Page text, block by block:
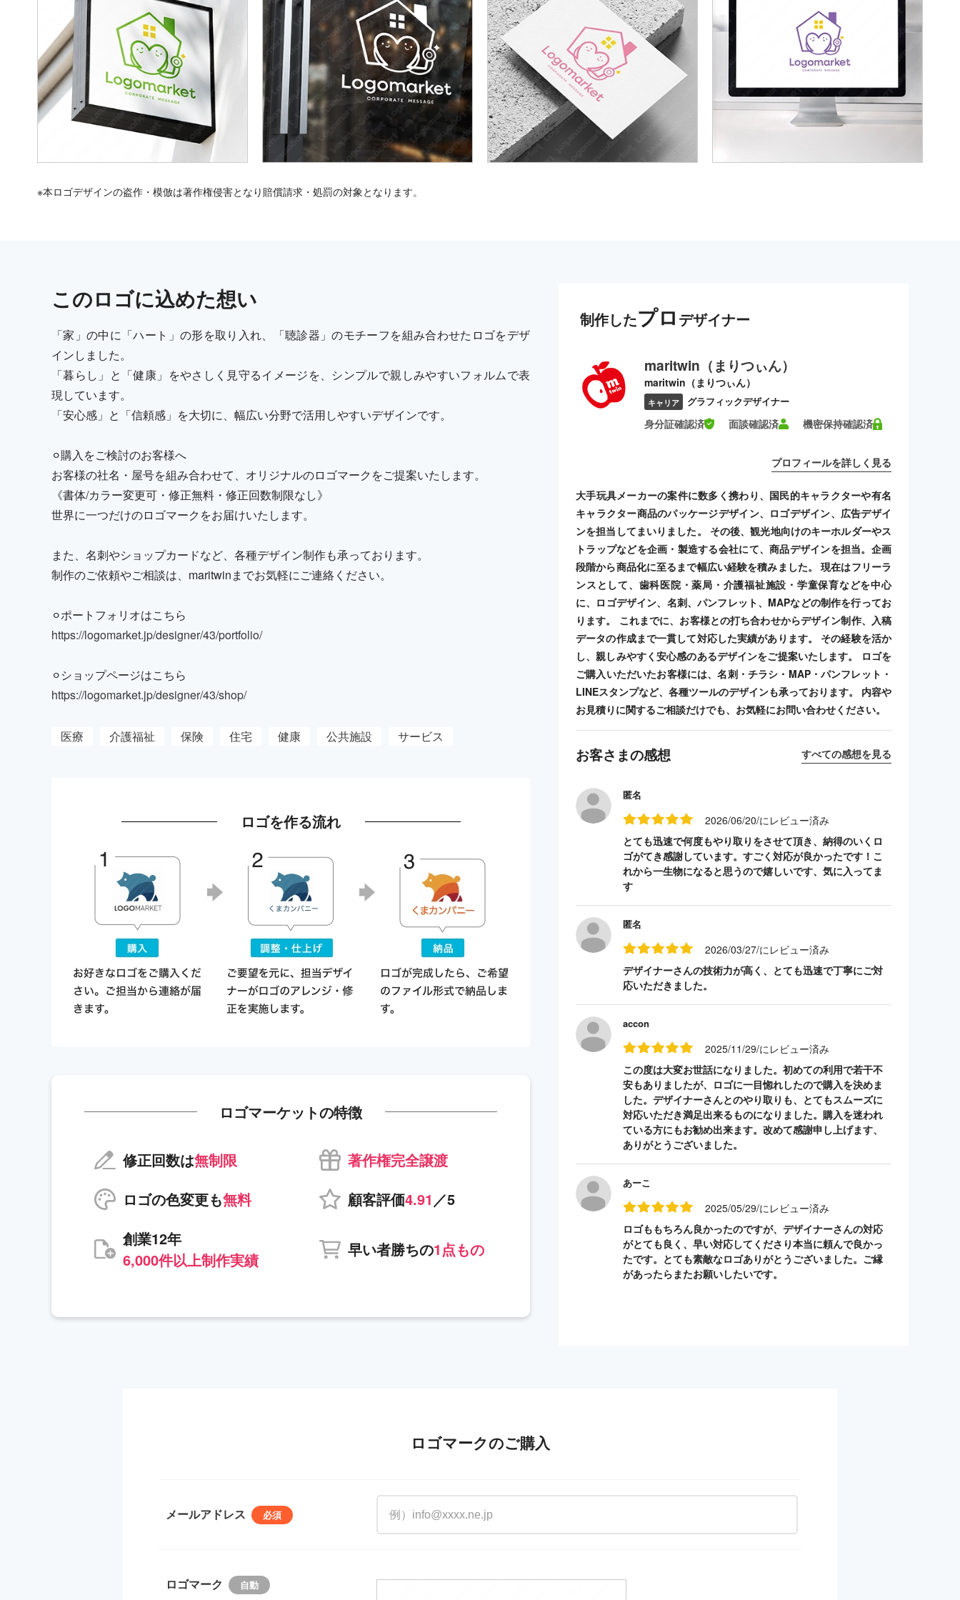
※本ロゴデザインの盗作・模倣は著作権侵害となり賠償請求・処罰の対象となります。
このロゴに込めた想い
「家」の中に「ハート」の形を取り入れ、「聴診器」のモチーフを組み合わせたロゴをデザ
インしました。
「暮らし」と「健康」をやさしく見守るイメージを、シンプルで親しみやすいフォルムで表
現しています。
「安心感」と「信頼感」を大切に、幅広い分野で活用しやすいデザインです。
⚪︎購入をご検討のお客様へ
お客様の社名・屋号を組み合わせて、オリジナルのロゴマークをご提案いたします。
《書体/カラー変更可・修正無料・修正回数制限なし》
世界に一つだけのロゴマークをお届けいたします。
また、名刺やショップカードなど、各種デザイン制作も承っております。
制作のご依頼やご相談は、maritwinまでお気軽にご連絡ください。
⚪︎ポートフォリオはこちら
https://logomarket.jp/designer/43/portfolio/
⚪︎ショップページはこちら
https://logomarket.jp/designer/43/shop/
医療 介護福祉 保険 住宅 健康 公共施設 サービス
ロゴを作る流れ
ロゴマーケットの特徴
修正回数は無制限
著作権完全譲渡
ロゴの色変更も無料 顧客評価4.91 ／5
創業12年
6,000件以上制作実績
早い者勝ちの1点もの
制作したプロ デザイナー
maritwin（まりつぃん）
maritwin（まりつぃん）
キャリア グラフィックデザイナー
身分証確認済 面談確認済 機密保持確認済
プロフィールを詳しく見る
大手玩具メーカーの案件に数多く携わり、国民的キャラクターや有名
キャラクター商品のパッケージデザイン、ロゴデザイン、広告デザイ
ンを担当してまいりました。 その後、観光地向けのキーホルダーやス
トラップなどを企画・製造する会社にて、商品デザインを担当。企画
段階から商品化に至るまで幅広い経験を積みました。 現在はフリーラ
ンスとして、歯科医院・薬局・介護福祉施設・学童保育などを中心
に、ロゴデザイン、名刺、パンフレット、MAPなどの制作を行ってお
ります。 これまでに、お客様との打ち合わせからデザイン制作、入稿
データの作成まで一貫して対応した実績があります。 その経験を活か
し、親しみやすく安心感のあるデザインをご提案いたします。 ロゴを
ご購入いただいたお客様には、名刺・チラシ・MAP・パンフレット・
LINEスタンプなど、各種ツールのデザインも承っております。 内容や
お見積りに関するご相談だけでも、お気軽にお問い合わせください。
お客さまの感想 すべての感想を見る
匿名
2026/06/20/にレビュー済み
とても迅速で何度もやり取りをさせて頂き、納得のいくロ
ゴがてき感謝しています。すごく対応が良かったです！こ
れから一生物になると思うので嬉しいです、気に入ってま
す
匿名
2026/03/27/にレビュー済み
デザイナーさんの技術力が高く、とても迅速で丁寧にご対
応いただきました。
accon
2025/11/29/にレビュー済み
この度は大変お世話になりました。初めての利用で若干不
安もありましたが、ロゴに一目惚れしたので購入を決めま
した。デザイナーさんとのやり取りも、とてもスムーズに
対応いただき満足出来るものになりました。購入を迷われ
ている方にもお勧め出来ます。改めて感謝申し上げます、
ありがとうございました。
あーこ
2025/05/29/にレビュー済み
ロゴももちろん良かったのですが、デザイナーさんの対応
がとても良く、早い対応してくださり本当に頼んで良かっ
たです。とても素敵なロゴありがとうございました。ご縁
があったらまたお願いしたいです。
ロゴマークのご購入
メールアドレス
ロゴマーク